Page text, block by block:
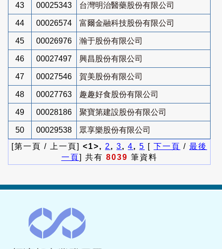
43 00025343 台灣明治醫藥股份有限公司
44 00026574 富爾金融科技股份有限公司
45 00026976 瀚于股份有限公司
46 00027497 興昌股份有限公司
47 00027546 賀美股份有限公司
48 00027763 趣趣好食股份有限公司
49 00028186 聚寶第建設股份有限公司
50 00029538
眾享樂股份有限公司
[第一頁 / 上一頁] <1>, 2 , 3, 4, 5 [ 下一頁 / 最後
一頁] 共有 8039 筆資料